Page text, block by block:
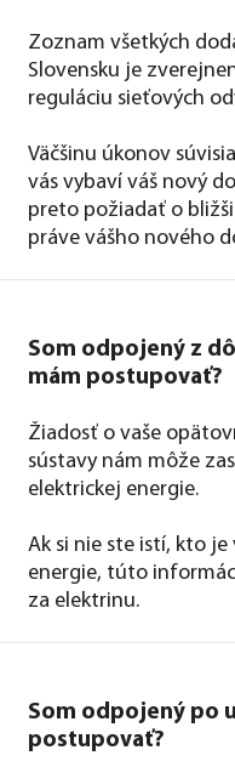
Zoznam všetkých
Slovensku je
reguláciu sieťových
Väčšinu úkonov
vás vybaví váš nový
preto požiadať o
práve vášho nového
Som odpojený z
mám postupovať?
Žiadosť o vaše
sústavy nám môže
elektrickej energie.
Ak si nie ste istí, kto
energie, túto
za elektrinu.
Som odpojený po
postupovať?